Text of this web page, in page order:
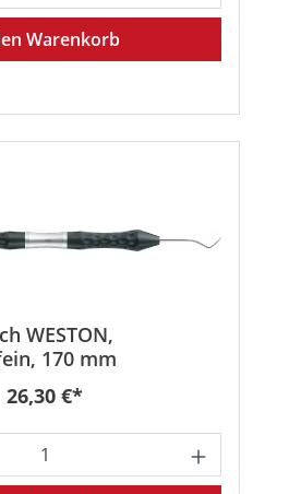
Warenkorb
WESTON,
170 mm
Regulärer Preis:
26,30 €*
Gib den